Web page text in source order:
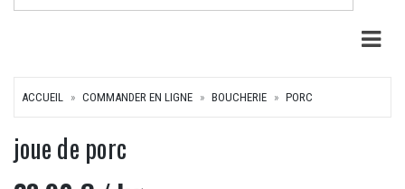
ACCUEIL COMMANDER EN LIGNE BOUCHERIE PORC
joue de porc